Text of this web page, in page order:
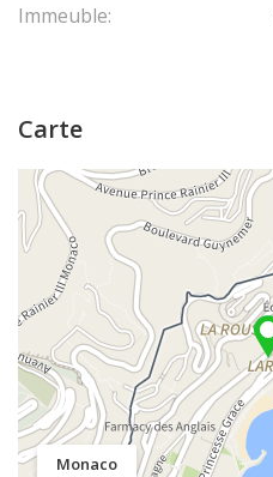
Immeuble:
Carte
Monaco